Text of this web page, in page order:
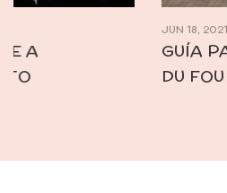
GUÍA PARA PLANIFICAR
DU FOU ESPAÑA